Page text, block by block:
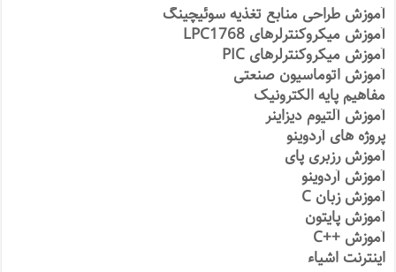
آموزش طراحی منابع تغذیه سوئیچینگ
آموزش میکروکنترلرهای LPC1768
آموزش میکروکنترلرهای PIC
آموزش اتوماسیون صنعتی
مفاهیم پایه الکترونیک
آموزش آلتیوم دیزاینر
پروژه های آردوینو
آموزش رزبری پای
آموزش آردوینو
آموزش زبان C
آموزش پایتون
آموزش ++C
اینترنت اشیاء